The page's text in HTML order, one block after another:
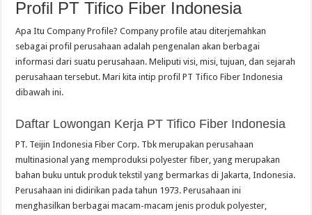
Profil PT Tifico Fiber Indonesia
Apa Itu Company Profile? Company profile atau diterjemahkan
sebagai profil perusahaan adalah pengenalan akan berbagai
informasi dari suatu perusahaan. Meliputi visi, misi, tujuan, dan sejarah
perusahaan tersebut. Mari kita intip profil PT Tifico Fiber Indonesia
dibawah ini.
Daftar Lowongan Kerja PT Tifico Fiber Indonesia
PT. Teijin Indonesia Fiber Corp. Tbk merupakan perusahaan
multinasional yang memproduksi polyester fiber, yang merupakan
bahan buku untuk produk tekstil yang bermarkas di Jakarta, Indonesia.
Perusahaan ini didirikan pada tahun 1973. Perusahaan ini
menghasilkan berbagai macam-macam jenis produk polyester,